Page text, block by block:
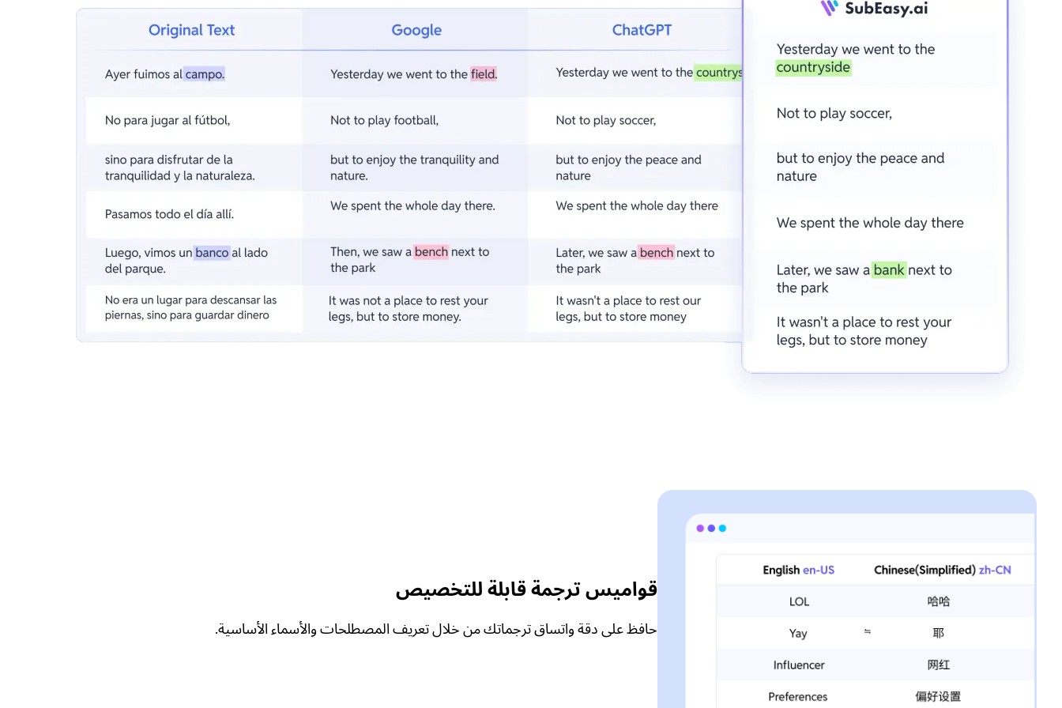
قواميس ترجمة قابلة للتخصيص
حافظ على دقة واتساق ترجماتك من خلال تعريف المصطلحات والأسماء الأساسية.